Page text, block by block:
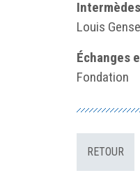
Louis
Échanges
Fondation
RETOUR